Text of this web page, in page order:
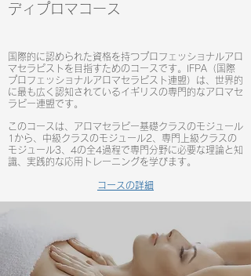
ディプロマコース
国際的に認められた資格を持つプロフェッショナルアロ
マセラピストを目指すためのコースです。IFPA（国際
プロフェッショナルアロマセラピスト連盟）は、世界的
に最も広く認知されているイギリスの専門的なアロマセ
ラピー連盟です。
このコースは、アロマセラピー基礎クラスのモジュール
1から、中級クラスのモジュール2、専門上級クラスの
モジュール3、4の全4過程で専門分野に必要な理論と知
識、実践的な応用トレーニングを学びます。
​​コースの詳細